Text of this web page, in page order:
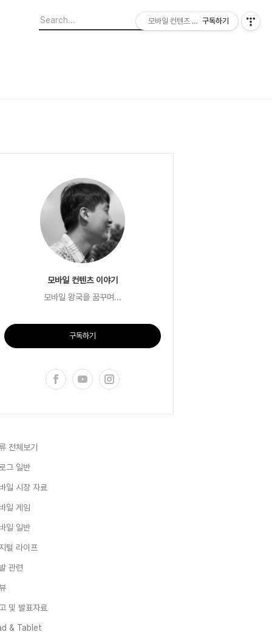
모바일 컨텐츠 이야기
모바일 왕국을 꿈꾸며...
구독하기
전체보기
그 일반
일 시장 자료
일 게임
일 일반
털 라이프
관련
및 발표자료
& Tablet
모바일 컨텐츠 이야기구독하기